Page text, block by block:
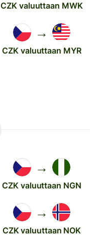
CZK valuuttaan MWK
→
CZK valuuttaan MYR
→
CZK valuuttaan NGN
→
CZK valuuttaan NOK